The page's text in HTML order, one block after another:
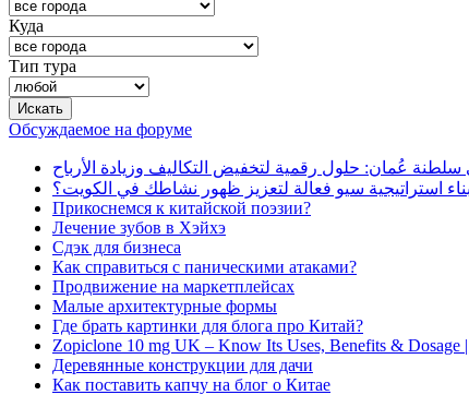
Куда
Тип тура
Обсуждаемое на форуме
عُمان: حلول رقمية لتخفيض التكاليف وزيادة الأرباح
استراتيجية سيو فعالة لتعزيز ظهور نشاطك في الكويت؟
Прикоснемся к китайской поэзии?
Лечение зубов в Хэйхэ
Сдэк для бизнеса
Как справиться с паническими атаками?
Продвижение на маркетплейсах
Малые архитектурные формы
Где брать картинки для блога про Китай?
Zopiclone 10 mg UK – Know Its Uses, Benefits & Dosage
Деревянные конструкции для дачи
Как поставить капчу на блог о Китае